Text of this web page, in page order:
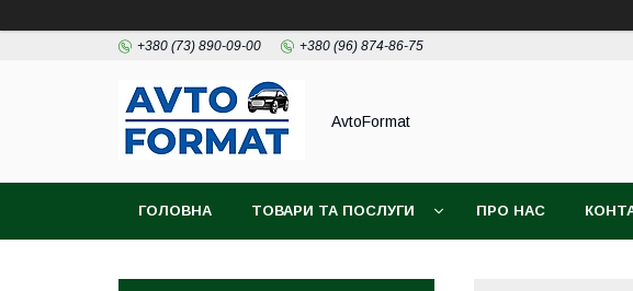
+380 (73) 890-09-00 +380 (96) 874-86-75
AvtoFormat
ГОЛОВНА ТОВАРИ ТА ПОСЛУГИ ПРО НАС